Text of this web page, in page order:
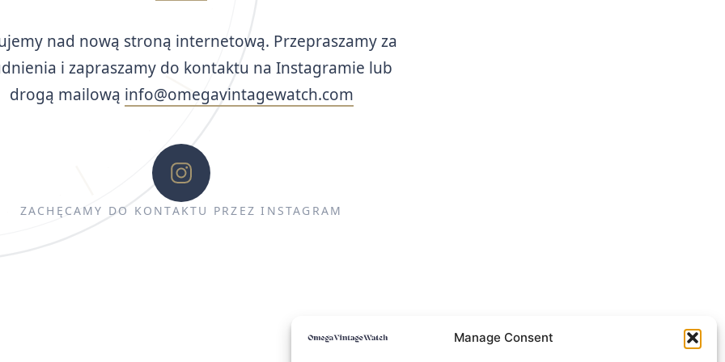
Manage Consent
nad nową stroną internetową. Przepraszamy za
i zapraszamy do kontaktu na Instagramie lub
drogą mailową info@omegavintagewatch.com
ZACHĘCAMY DO KONTAKTU PRZEZ INSTAGRAM